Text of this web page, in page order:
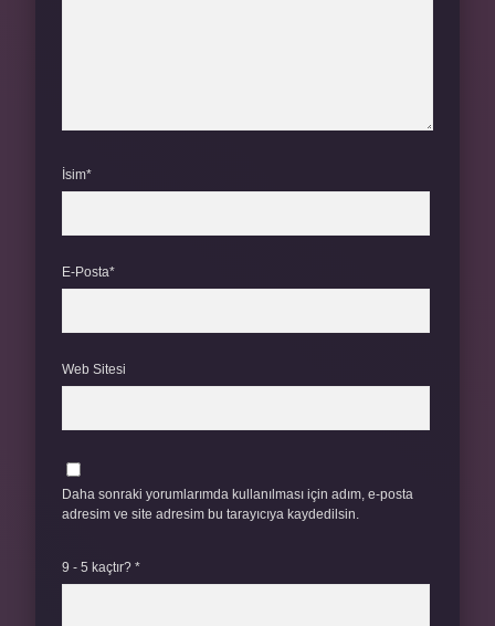
İsim*
E-Posta*
Web Sitesi
Daha sonraki yorumlarımda kullanılması için adım, e-posta
adresim ve site adresim bu tarayıcıya kaydedilsin.
9 - 5 kaçtır? *